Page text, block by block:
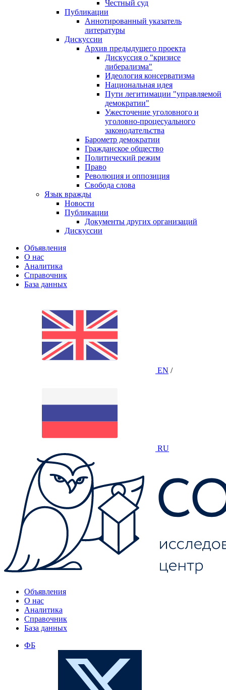
Честный суд
Публикации
Аннотированный указатель
литературы
Дискуссии
Архив предыдущего проекта
Дискуссия о "кризисе
либерализма"
Идеология консерватизма
Национальная идея
Пути легитимации "управляемой
демократии"
Ужесточение уголовного и
уголовно-процесуального
законодательства
Барометр демократии
Гражданское общество
Политический режим
Право
Революция и оппозиция
Свобода слова
Язык вражды
Новости
Публикации
Документы других организаций
Дискуссии
Объявления
О нас
Аналитика
Справочник
База данных
EN /
RU
Объявления
О нас
Аналитика
Справочник
База данных
ФБ